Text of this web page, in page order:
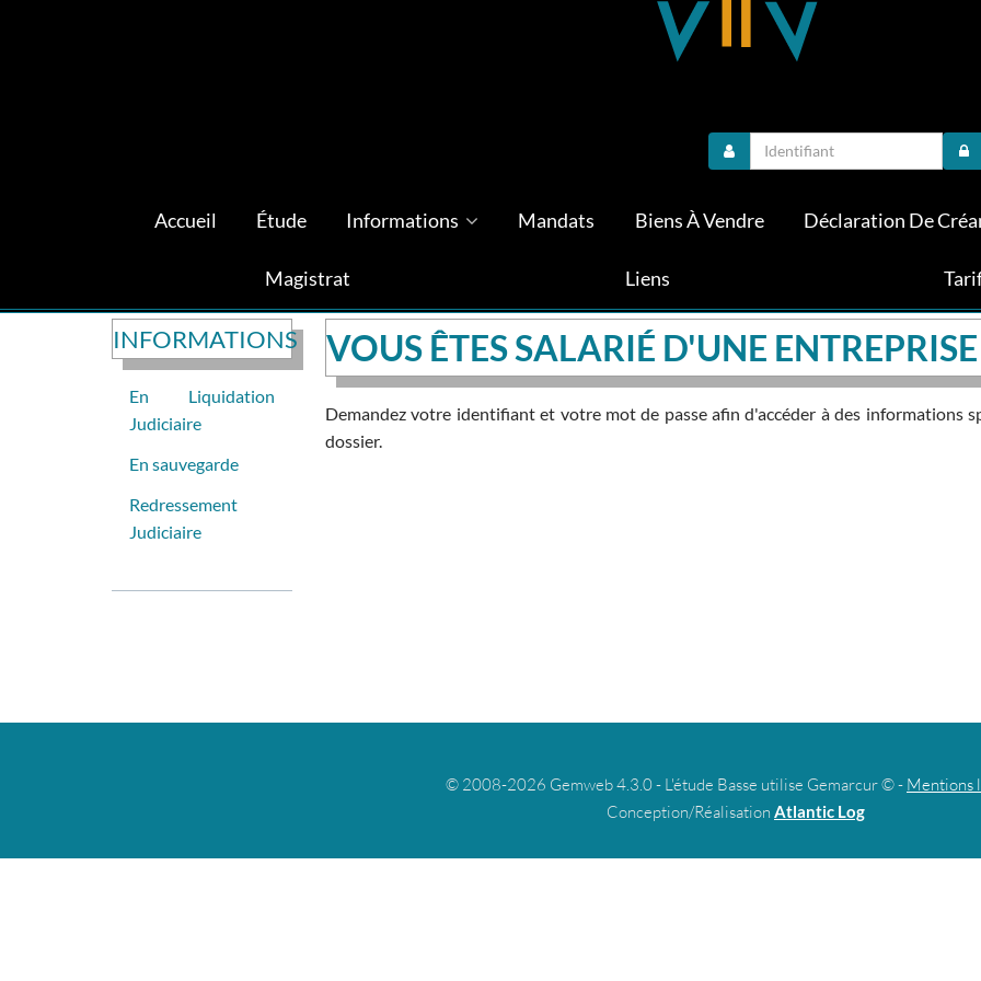
Accueil Étude Informations Mandats Biens À Vendre Déclaration De
Magistrat Liens
INFORMATIONS
En Liquidation
Judiciaire
En sauvegarde
Redressement
Judiciaire
VOUS ÊTES SALARIÉ D'UNE
Demandez votre identifiant et votre mot de passe afin d'accéder à des informations
dossier.
© 2008-2026 Gemweb 4.3.0 - L'étude Basse utilise Gemarcur © - Mentions
Conception/Réalisation Atlantic Log